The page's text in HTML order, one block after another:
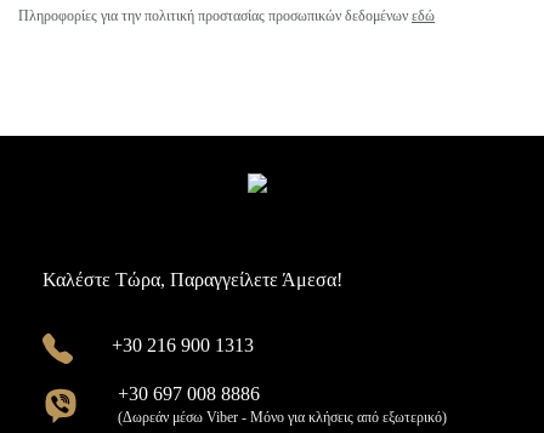
Πληροφορίες για την πολιτική προστασίας προσωπικών δεδομένων εδώ
Καλέστε Τώρα, Παραγγείλετε Άμεσα!
+30 216 900 1313
+30 697 008 8886
(Δωρεάν μέσω Viber - Μόνο για κλήσεις από εξωτερικό)